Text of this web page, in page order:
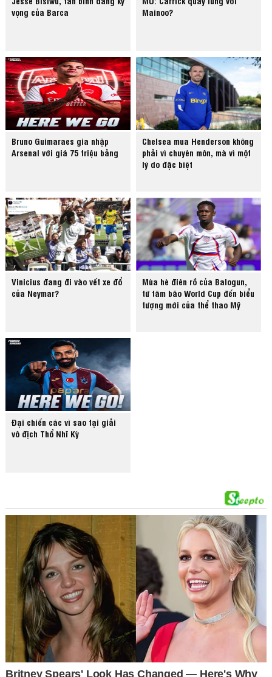
vọng của Barca
Mainoo?
Bruno Guimaraes gia nhập
Arsenal với giá 75 triệu bảng
Chelsea mua Henderson không
phải vì chuyên môn, mà vì một
lý do đặc biệt
Vinicius đang đi vào vết xe đổ
của Neymar?
Mùa hè điên rồ của Balogun,
từ tâm bão World Cup đến biểu
tượng mới của thể thao Mỹ
Đại chiến các vì sao tại giải
vô địch Thổ Nhĩ Kỳ